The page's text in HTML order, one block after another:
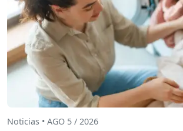
Noticias • AGO 5 / 2026